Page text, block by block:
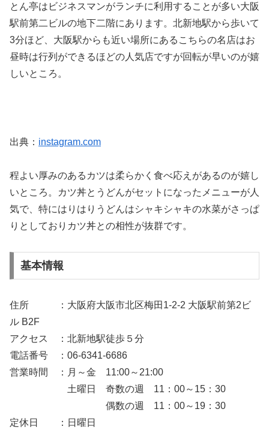
とん亭はビジネスマンがランチに利用することが多い大阪
駅前第二ビルの地下二階にあります。北新地駅から歩いて
3分ほど、大阪駅からも近い場所にあるこちらの名店はお
昼時は行列ができるほどの人気店ですが回転が早いのが嬉
しいところ。
出典： instagram.com
程よい厚みのあるカツは柔らかく食べ応えがあるのが嬉し
いところ。カツ丼とうどんがセットになったメニューが人
気で、特にはりはりうどんはシャキシャキの水菜がさっぱ
りとしておりカツ丼との相性が抜群です。
基本情報
住所 ：大阪府大阪市北区梅田1-2-2 大阪駅前第2ビ
ル B2F
アクセス ：北新地駅徒歩５分
電話番号 ：06-6341-6686
営業時間 ：月～金 11:00～21:00
土曜日 奇数の週 11：00～15：30
偶数の週 11：00～19：30
定休日 ：日曜日